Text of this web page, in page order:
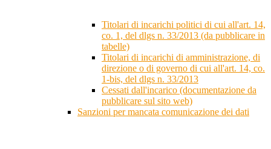
Titolari di incarichi politici di cui all'art. 14,
co. 1, del dlgs n. 33/2013 (da pubblicare in
tabelle)
Titolari di incarichi di amministrazione, di
direzione o di governo di cui all'art. 14, co.
1-bis, del dlgs n. 33/2013
Cessati dall'incarico (documentazione da
pubblicare sul sito web)
Sanzioni per mancata comunicazione dei dati